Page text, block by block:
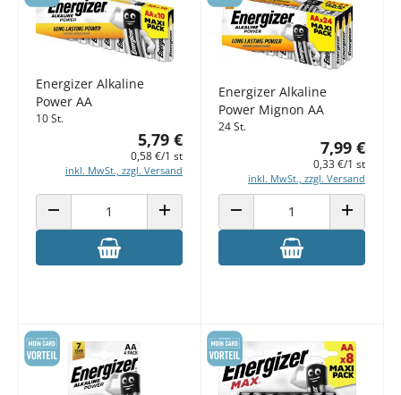
Energizer Alkaline
Power AA
10 St.
5,79 €
0,58 €/1 st
inkl. MwSt., zzgl. Versand
ANZAHL VERRINGERN ANZAHL ERHÖHEN
Energizer Alkaline
Power Mignon AA
24 St.
7,99 €
0,33 €/1 st
inkl. MwSt., zzgl. Versand
ANZAHL VERRINGERN ANZAHL